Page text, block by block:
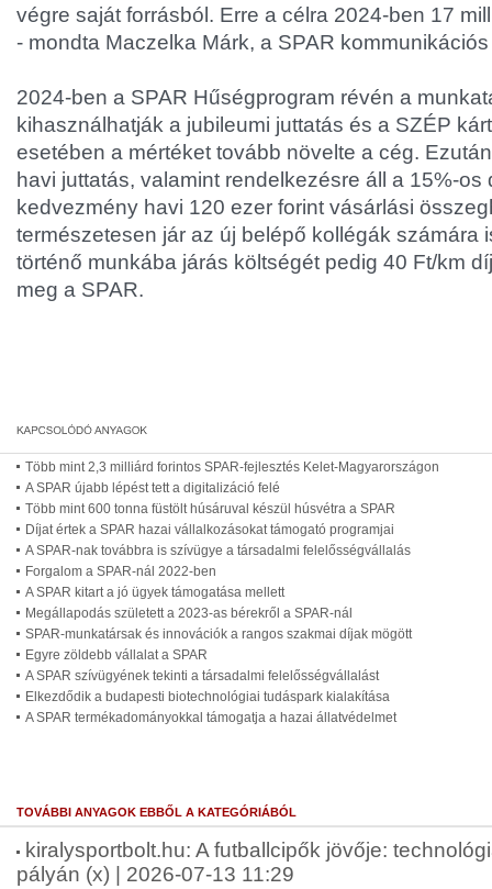
végre saját forrásból. Erre a célra 2024-ben 17
- mondta Maczelka Márk, a SPAR
2024-ben a SPAR Hűségprogram révén a
kihasználhatják a jubileumi juttatás és a SZÉP
esetében a mértéket tovább növelte a cég.
havi juttatás, valamint rendelkezésre áll a 15%-os
kedvezmény havi 120 ezer forint vásárlási
természetesen jár az új belépő kollégák számára
történő munkába járás költségét pedig 40 Ft/km
meg a SPAR.
Több mint 2,3 milliárd forintos SPAR-fejlesztés Kelet-Magyarországon
A SPAR újabb lépést tett a digitalizáció felé
Több mint 600 tonna füstölt húsáruval készül húsvétra a SPAR
Díjat értek a SPAR hazai vállalkozásokat támogató programjai
A SPAR-nak továbbra is szívügye a társadalmi felelősségvállalás
Forgalom a SPAR-nál 2022-ben
A SPAR kitart a jó ügyek támogatása mellett
Megállapodás született a 2023-as bérekről a SPAR-nál
SPAR-munkatársak és innovációk a rangos szakmai díjak mögött
Egyre zöldebb vállalat a SPAR
A SPAR szívügyének tekinti a társadalmi felelősségvállalást
Elkezdődik a budapesti biotechnológiai tudáspark kialakítása
A SPAR termékadományokkal támogatja a hazai állatvédelmet
TOVÁBBI ANYAGOK EBBŐL A KATEGÓRIÁBÓL
kiralysportbolt.hu: A futballcipők jövője:
pályán (x) | 2026-07-13 11:29